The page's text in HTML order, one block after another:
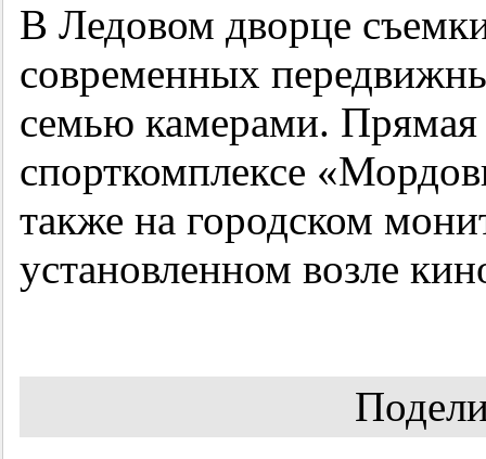
В Ледовом дворце
современных
семью камерами. Прямая
спорткомплексе
также на городском
установленном возле